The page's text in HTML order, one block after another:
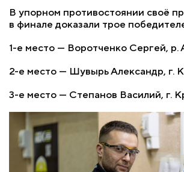
В упорном противостоянии своё
в финале доказали трое
1-е место — Воротченко Сергей, р.
2-е место — Шувырь Александр, г.
3-е место — Степанов Василий, г.